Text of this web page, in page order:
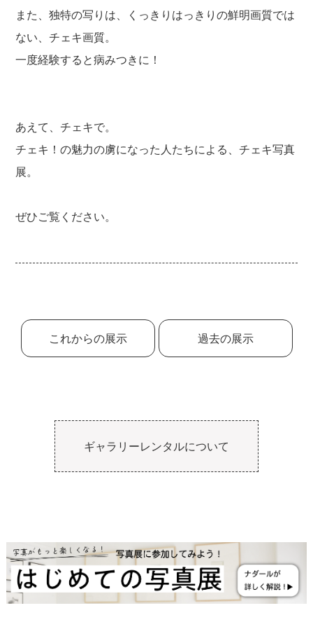
また、独特の写りは、くっきりはっきりの鮮明画質では
ない、チェキ画質。
一度経験すると病みつきに！
あえて、チェキで。
チェキ！の魅力の虜になった人たちによる、チェキ写真
展。
ぜひご覧ください。
これからの展示 過去の展示
ギャラリーレンタルについて